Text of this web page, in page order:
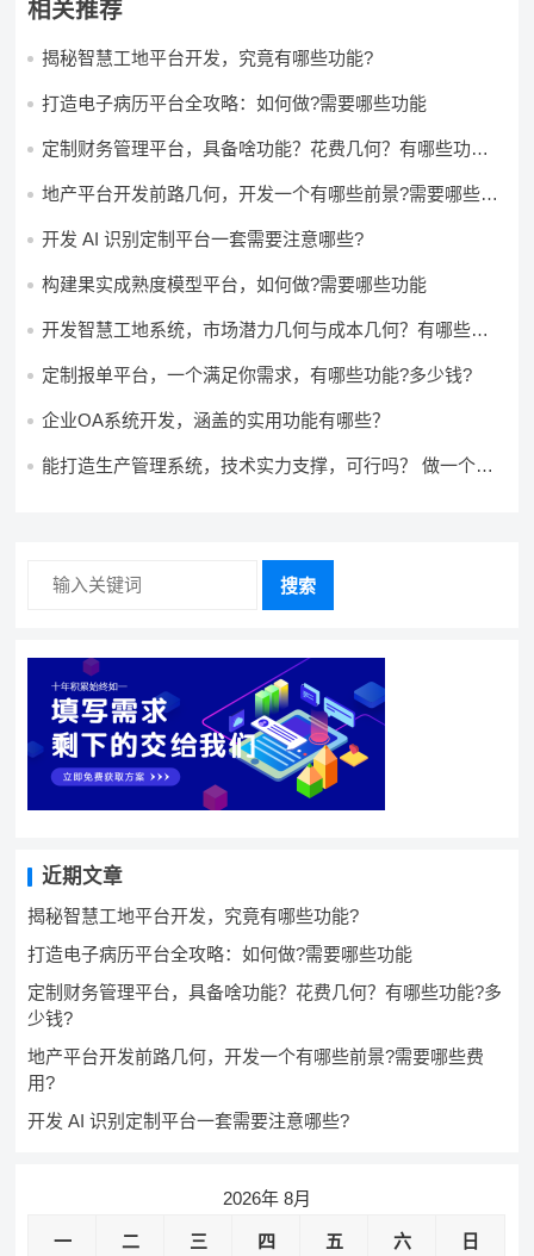
相关推荐
揭秘智慧工地平台开发，究竟有哪些功能?
打造电子病历平台全攻略：如何做?需要哪些功能
定制财务管理平台，具备啥功能？花费几何？有哪些功能?
地产平台开发前路几何，开发一个有哪些前景?需要哪些费
开发 AI 识别定制平台一套需要注意哪些?
构建果实成熟度模型平台，如何做?需要哪些功能
开发智慧工地系统，市场潜力几何与成本几何？有哪些前
定制报单平台，一个满足你需求，有哪些功能?多少钱?
企业OA系统开发，涵盖的实用功能有哪些？
能打造生产管理系统，技术实力支撑，可行吗？ 做一个高
搜索
近期文章
揭秘智慧工地平台开发，究竟有哪些功能?
打造电子病历平台全攻略：如何做?需要哪些功能
定制财务管理平台，具备啥功能？花费几何？有哪些功能?多
少钱?
地产平台开发前路几何，开发一个有哪些前景?需要哪些费
用?
开发 AI 识别定制平台一套需要注意哪些?
2026年 8月
一 二 三 四 五 六 日